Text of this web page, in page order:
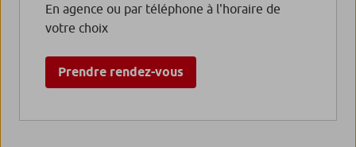
En agence ou par téléphone à l'horaire de
votre choix
Prendre rendez-vous